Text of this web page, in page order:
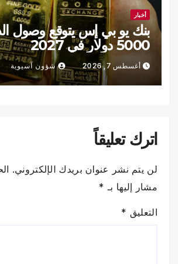
أخبار
بنك يو بي إس يتوقع وصول
5000 دولار في 2027
أغسطس 7, 2026 شؤون آسيوية
اترك تعليقاً
لن يتم نشر عنوان بريدك الإلكتروني.
مشار إليها بـ *
التعليق *